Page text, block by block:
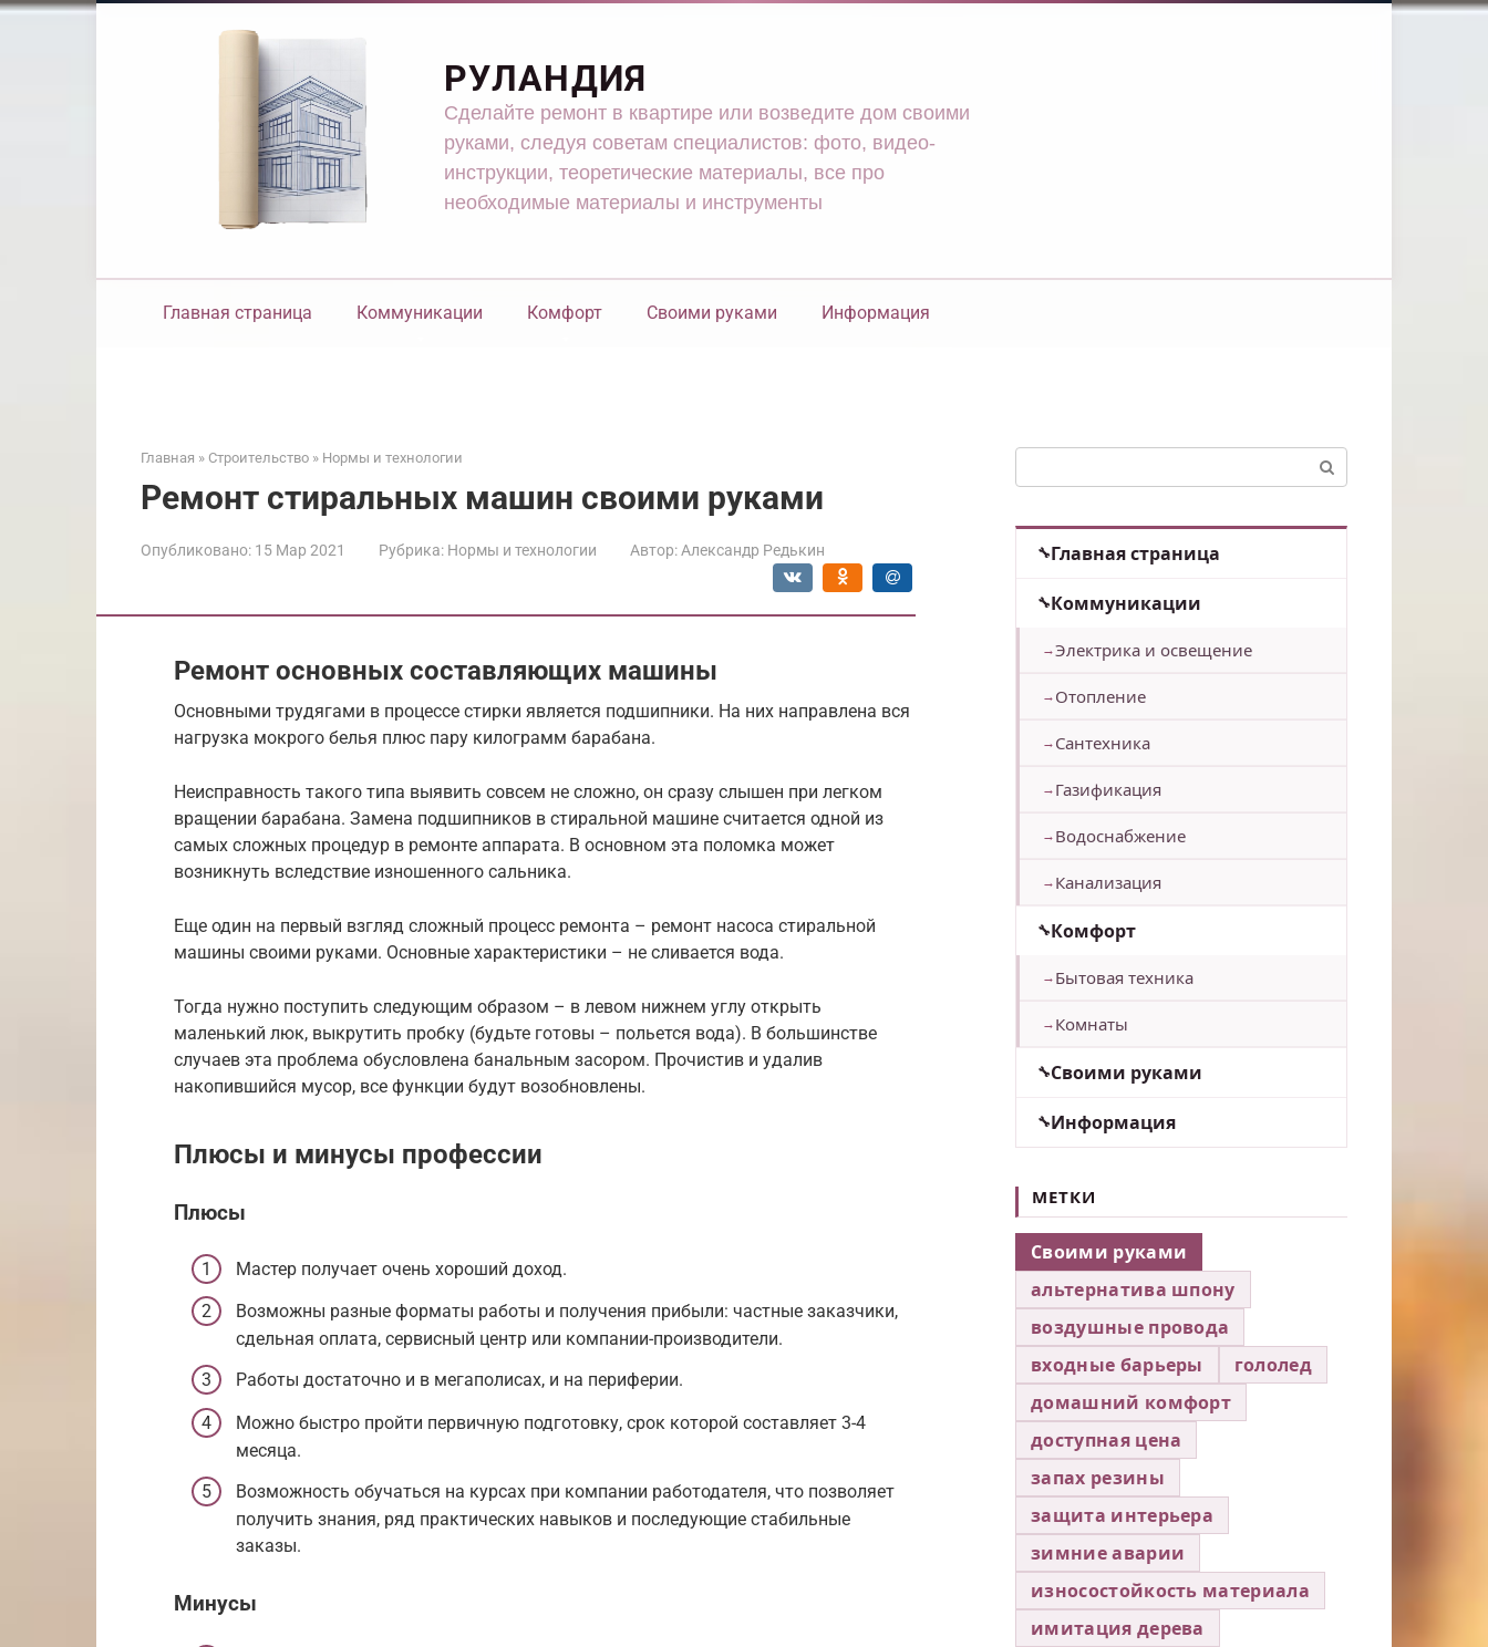
Перейти
РУЛАНДИЯ
Сделайте ремонт в квартире или возведите дом своими
руками, следуя советам специалистов: фото, видео-
инструкции, теоретические материалы, все про
необходимые материалы и инструменты
Главная страница Коммуникации Комфорт Своими руками Информация
Главная » Строительство » Нормы и технологии
Ремонт стиральных машин своими руками
Опубликовано: 15 Мар 2021 Рубрика: Нормы и технологии Автор: Александр Редькин
Ремонт основных составляющих машины
Основными трудягами в процессе стирки является подшипники. На них направлена вся
нагрузка мокрого белья плюс пару килограмм барабана.
Неисправность такого типа выявить совсем не сложно, он сразу слышен при легком
вращении барабана. Замена подшипников в стиральной машине считается одной из
самых сложных процедур в ремонте аппарата. В основном эта поломка может
возникнуть вследствие изношенного сальника.
Еще один на первый взгляд сложный процесс ремонта – ремонт насоса стиральной
машины своими руками. Основные характеристики – не сливается вода.
Тогда нужно поступить следующим образом – в левом нижнем углу открыть
маленький люк, выкрутить пробку (будьте готовы – польется вода). В большинстве
случаев эта проблема обусловлена банальным засором. Прочистив и удалив
накопившийся мусор, все функции будут возобновлены.
Плюсы и минусы профессии
Плюсы
Мастер получает очень хороший доход.
Возможны разные форматы работы и получения прибыли: частные заказчики,
сдельная оплата, сервисный центр или компании-производители.
Работы достаточно и в мегаполисах, и на периферии.
Можно быстро пройти первичную подготовку, срок которой составляет 3-4
месяца.
Возможность обучаться на курсах при компании работодателя, что позволяет
получить знания, ряд практических навыков и последующие стабильные
заказы.
Минусы
Главная страница
Коммуникации
Электрика и освещение
Отопление
Сантехника
Газификация
Водоснабжение
Канализация
Комфорт
Бытовая техника
Комнаты
Своими руками
Информация
МЕТКИ
Своими руками
альтернатива шпону
воздушные провода
входные барьеры
гололед
домашний комфорт
доступная цена
запах резины
защита интерьера
зимние аварии
износостойкость материала
имитация дерева